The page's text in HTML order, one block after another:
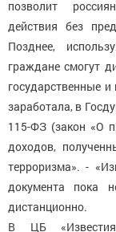
позволит
действия без
Позднее,
граждане смогут
государственные
заработала, в
115-ФЗ (закон «О
доходов,
терроризма». -
документа пока
дистанционно.
В ЦБ